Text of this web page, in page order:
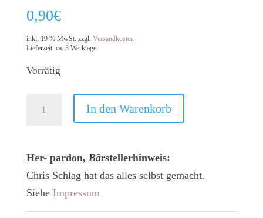
0,90€
inkl. 19 % MwSt. zzgl. Versandkosten
Lieferzeit: ca. 3 Werktage
Vorrätig
Menge
In den Warenkorb
Her- pardon, Bärstellerhinweis:
Chris Schlag hat das alles selbst gemacht.
Siehe Impressum